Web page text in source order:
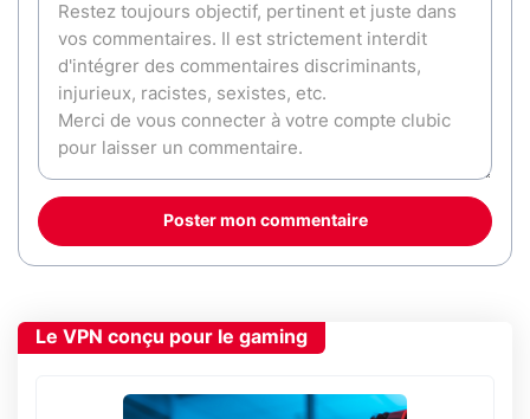
Poster mon commentaire
Le VPN conçu pour le gaming